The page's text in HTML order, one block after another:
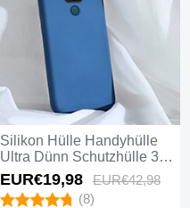
Silikon Hülle Handyhülle
Ultra Dünn Schutzhülle 360
Grad Tasche C01 für
Huawei Mate 20 Blau
EUR€19,98 EUR€42,98
(8)